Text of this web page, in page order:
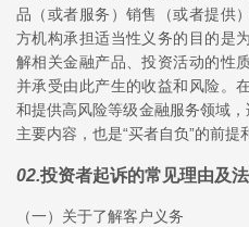
品（或者服务）销售（或者提供
方机构承担适当性义务的目的是
解相关金融产品、投资活动的性
并承受由此产生的收益和风险。
和提供高风险等级金融服务领域
主要内容，也是“买者自负”的前提
02.投资者起诉的常见理由及
（一）关于了解客户义务